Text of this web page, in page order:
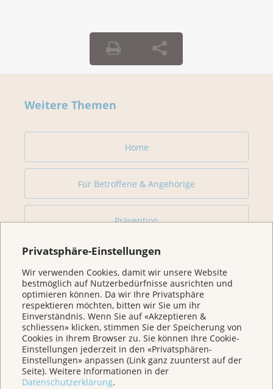
Privatsphäre-Einstellungen
Wir verwenden Cookies, damit wir unsere Website
bestmöglich auf Nutzerbedürfnisse ausrichten und
optimieren können. Da wir Ihre Privatsphäre
respektieren möchten, bitten wir Sie um ihr
Einverständnis. Wenn Sie auf «Akzeptieren &
schliessen» klicken, stimmen Sie der Speicherung von
Cookies in Ihrem Browser zu. Sie können Ihre Cookie-
Einstellungen jederzeit in den «Privatsphären-
Einstellungen» anpassen (Link ganz zuunterst auf der
Seite). Weitere Informationen in der
Datenschutzerklärung.
Weitere Themen
Home
Für Betroffene & Angehörige
Prävention
Veranstaltungen/ Podcasts/Links
Für Medien
Über uns
Spenden